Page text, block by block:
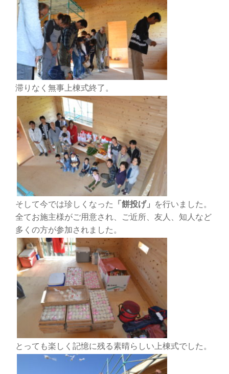
滞りなく無事上棟式終了。
そして今では珍しくなった 「餅投げ」
を行いました。
全てお施主様がご用意され、ご近所、友人、知人など
多くの方が参加されました。
とっても楽しく記憶に残る素晴らしい上棟式でした。